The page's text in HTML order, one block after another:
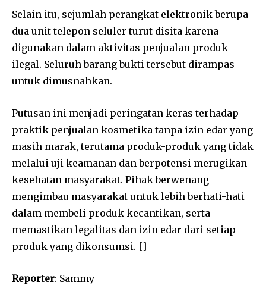
Selain itu, sejumlah perangkat elektronik berupa
dua unit telepon seluler turut disita karena
digunakan dalam aktivitas penjualan produk
ilegal. Seluruh barang bukti tersebut dirampas
untuk dimusnahkan.
Putusan ini menjadi peringatan keras terhadap
praktik penjualan kosmetika tanpa izin edar yang
masih marak, terutama produk-produk yang tidak
melalui uji keamanan dan berpotensi merugikan
kesehatan masyarakat. Pihak berwenang
mengimbau masyarakat untuk lebih berhati-hati
dalam membeli produk kecantikan, serta
memastikan legalitas dan izin edar dari setiap
produk yang dikonsumsi. []
Reporter: Sammy